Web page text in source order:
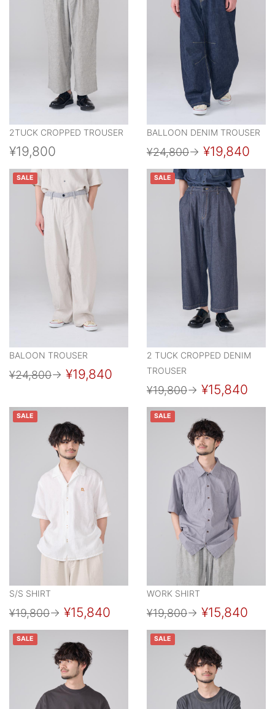
2TUCK CROPPED TROUSER
¥19,800
BALLOON DENIM TROUSER
¥24,800→ ¥19,840
SALE
BALOON TROUSER
¥24,800→ ¥19,840
SALE
2 TUCK CROPPED DENIM
TROUSER
¥19,800→ ¥15,840
SALE
S/S SHIRT
¥19,800→ ¥15,840
SALE
WORK SHIRT
¥19,800→ ¥15,840
SALE SALE